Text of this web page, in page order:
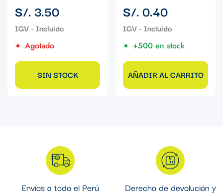
Precio
regular
S/. 3.50
Agotado
SIN STOCK
Precio
regular
S/. 0.40
+500 en stock
AÑADIR AL CARRITO
Envíos a todo el Perú
Derecho de devolución y